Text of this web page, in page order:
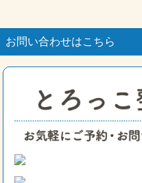
お問い合わせはこちら